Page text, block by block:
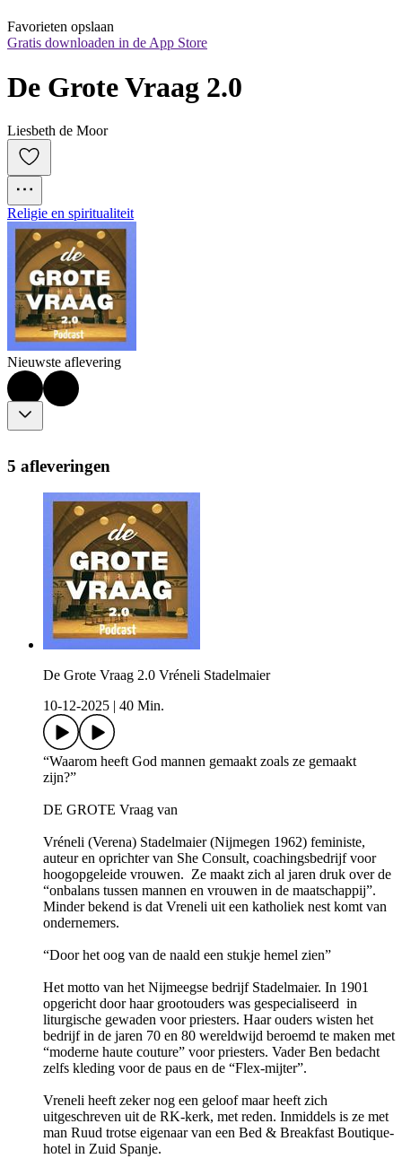
Favorieten opslaan
Gratis downloaden in de App Store
De Grote Vraag 2.0
Liesbeth de Moor
Religie en spiritualiteit
Nieuwste aflevering
5 afleveringen
De Grote Vraag 2.0 Vréneli Stadelmaier
10-12-2025
40 Min.
“Waarom heeft God mannen gemaakt zoals ze gemaakt
zijn?”
DE GROTE Vraag van
Vréneli (Verena) Stadelmaier (Nijmegen 1962) feministe,
auteur en oprichter van She Consult, coachingsbedrijf voor
hoogopgeleide vrouwen. Ze maakt zich al jaren druk over de
“onbalans tussen mannen en vrouwen in de maatschappij”.
Minder bekend is dat Vreneli uit een katholiek nest komt van
ondernemers.
“Door het oog van de naald een stukje hemel zien”
Het motto van het Nijmeegse bedrijf Stadelmaier. In 1901
opgericht door haar grootouders was gespecialiseerd in
liturgische gewaden voor priesters. Haar ouders wisten het
bedrijf in de jaren 70 en 80 wereldwijd beroemd te maken met
“moderne haute couture” voor priesters. Vader Ben bedacht
zelfs kleding voor de paus en de “Flex-mijter”.
Vreneli heeft zeker nog een geloof maar heeft zich
uitgeschreven uit de RK-kerk, met reden. Inmiddels is ze met
man Ruud trotse eigenaar van een Bed & Breakfast Boutique-
hotel in Zuid Spanje.